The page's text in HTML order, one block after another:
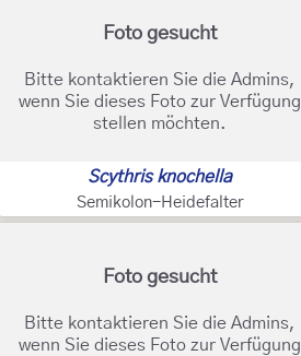
Foto gesucht
Bitte kontaktieren Sie die Admins,
wenn Sie dieses Foto zur Verfügung
stellen möchten.
Scythris knochella
Semikolon-Heidefalter
Foto gesucht
Bitte kontaktieren Sie die Admins,
wenn Sie dieses Foto zur Verfügung